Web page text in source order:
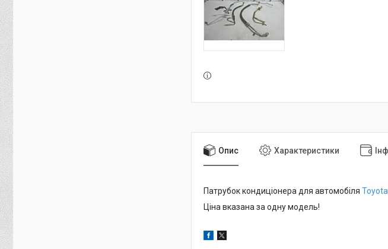
Опис Характеристики
Патрубок кондиціонера для автомобіля
Ціна вказана за одну модель!